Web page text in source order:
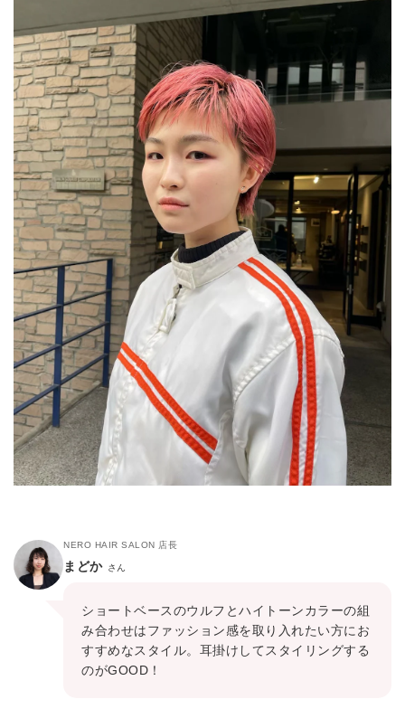
NERO HAIR SALON 店長
まどか さん
ショートベースのウルフとハイトーンカラーの組
み合わせはファッション感を取り入れたい方にお
すすめなスタイル。耳掛けしてスタイリングする
のがGOOD！